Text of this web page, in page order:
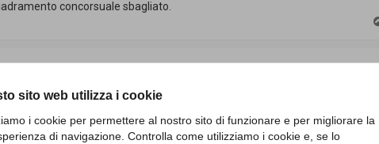
sito web utilizza i cookie
i cookie per permettere al nostro sito di funzionare e per migliorare la
di navigazione. Controlla come utilizziamo i cookie e, se lo
concorsuale sbagliato.